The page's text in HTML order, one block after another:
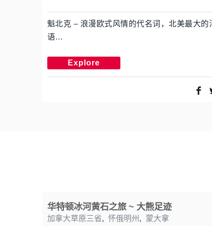
魁北克 – 浪漫欧式风情的代名词，北美最大的
语…
Explore
华特顿冰河黄石之旅 ~ 大熊足迹
加拿大草原三省, 怀俄明州 , 蒙大拿